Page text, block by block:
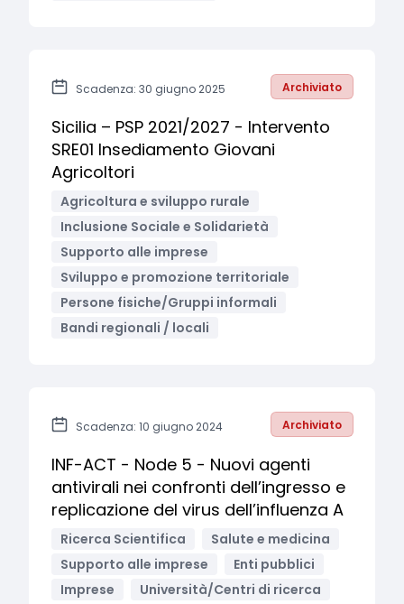
Scadenza: 30 giugno 2025 Archiviato
Sicilia – PSP 2021/2027 - Intervento
SRE01 Insediamento Giovani
Agricoltori
Agricoltura e sviluppo rurale
Inclusione Sociale e Solidarietà
Supporto alle imprese
Sviluppo e promozione territoriale
Persone fisiche/Gruppi informali
Bandi regionali / locali
Scadenza: 10 giugno 2024 Archiviato
INF-ACT - Node 5 - Nuovi agenti
antivirali nei confronti dell’ingresso e
replicazione del virus dell’influenza A
Ricerca Scientifica
Salute e medicina
Supporto alle imprese
Enti pubblici
Imprese
Università/Centri di ricerca